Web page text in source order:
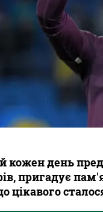
кожен день
пригадує
цікавого